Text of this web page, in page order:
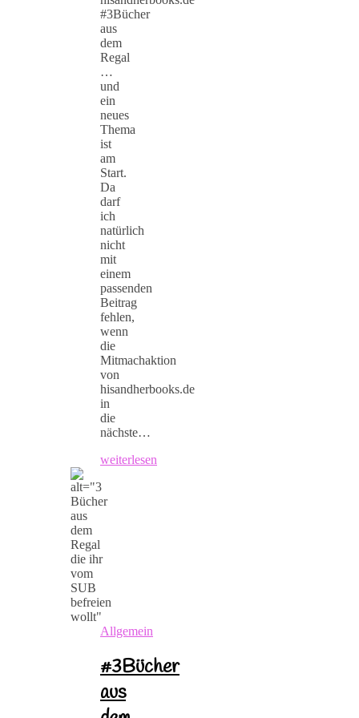
#3Bücher
aus
dem
Regal
…
und
ein
neues
Thema
ist
am
Start.
Da
darf
ich
natürlich
nicht
mit
einem
passenden
Beitrag
fehlen,
wenn
die
Mitmachaktion
von
hisandherbooks.de
in
die
nächste…
weiterlesen
Allgemein
#3Bücher
aus